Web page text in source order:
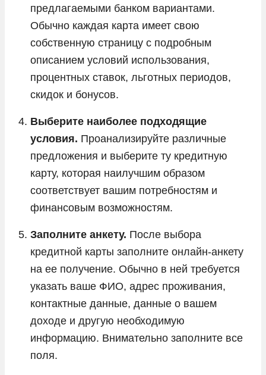
предлагаемыми банком вариантами.
Обычно каждая карта имеет свою
собственную страницу с подробным
описанием условий использования,
процентных ставок, льготных периодов,
скидок и бонусов.
Выберите наиболее подходящие
условия. Проанализируйте различные
предложения и выберите ту кредитную
карту, которая наилучшим образом
соответствует вашим потребностям и
финансовым возможностям.
Заполните анкету. После выбора
кредитной карты заполните онлайн-анкету
на ее получение. Обычно в ней требуется
указать ваше ФИО, адрес проживания,
контактные данные, данные о вашем
доходе и другую необходимую
информацию. Внимательно заполните все
поля.